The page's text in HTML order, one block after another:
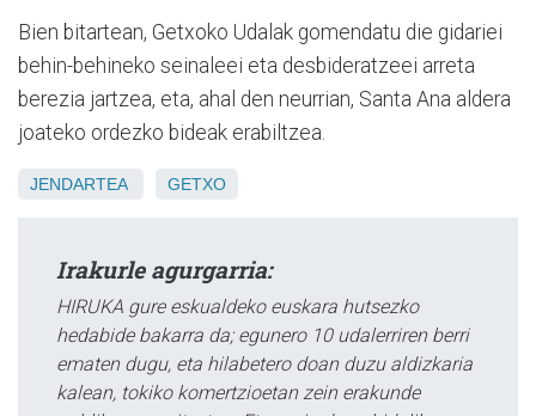
Bien bitartean, Getxoko Udalak gomendatu die gidariei
behin-behineko seinaleei eta desbideratzeei arreta
berezia jartzea, eta, ahal den neurrian, Santa Ana aldera
joateko ordezko bideak erabiltzea.
JENDARTEA GETXO
Irakurle agurgarria:
HIRUKA gure eskualdeko euskara hutsezko
hedabide bakarra da; egunero 10 udalerriren berri
ematen dugu, eta hilabetero doan duzu aldizkaria
kalean, tokiko komertzioetan zein erakunde